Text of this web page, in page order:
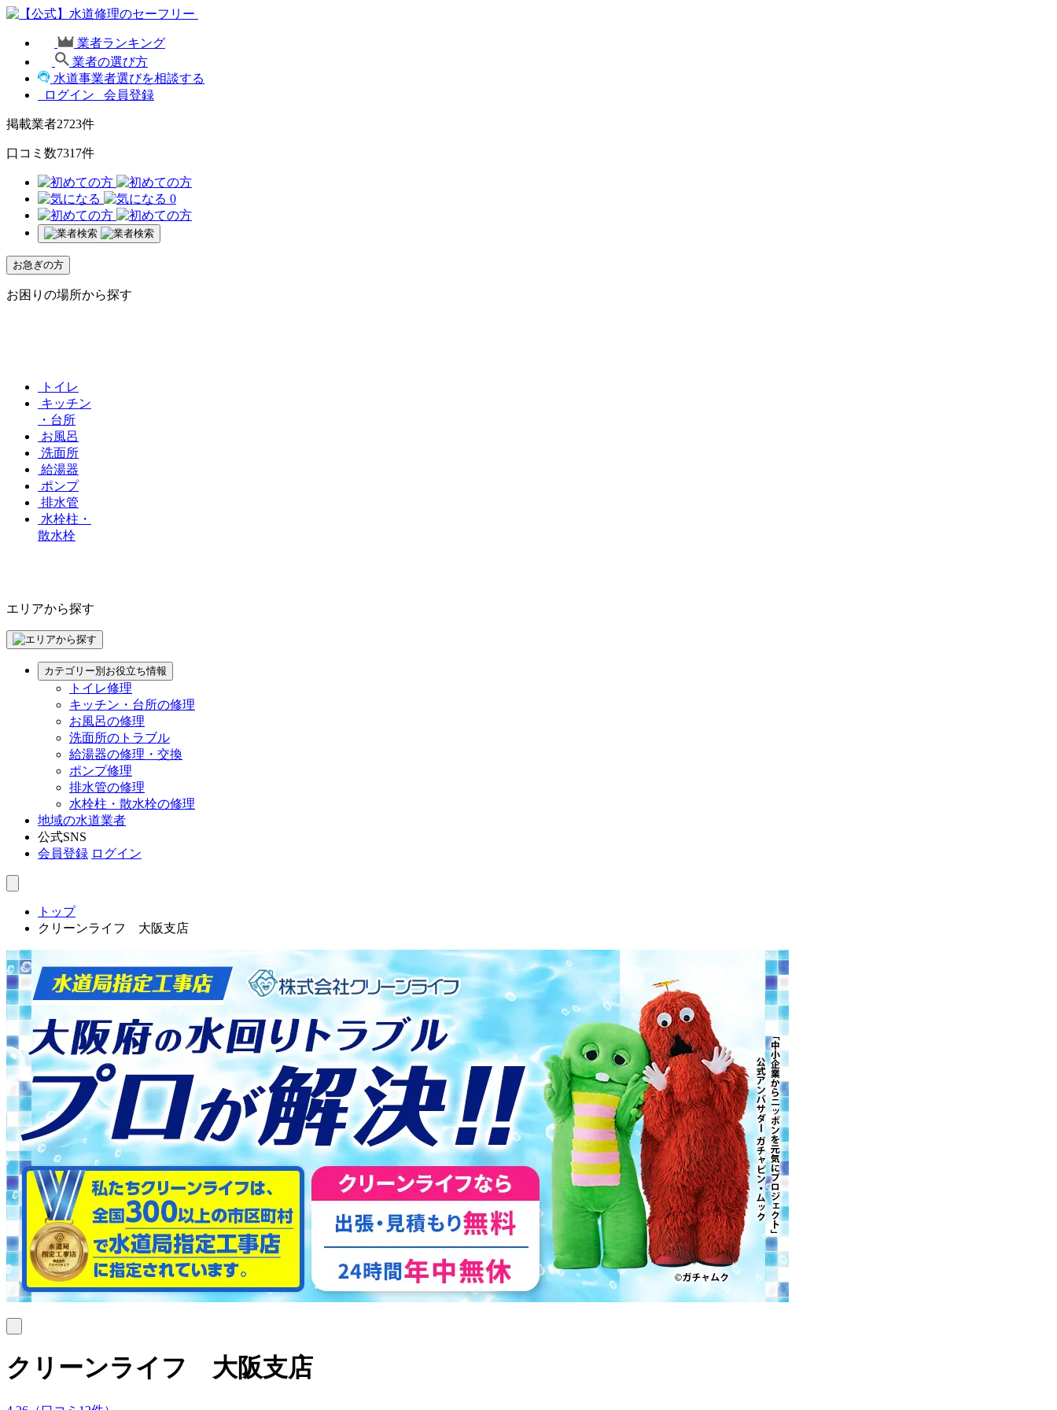
業者ランキング
業者の選び方
水道事業者選びを相談する
ログイン
会員登録
掲載業者2723件
口コミ数7317件
0
お急ぎの方
お困りの場所から探す
トイレ
キッチン
・台所
お風呂
洗面所
給湯器
ポンプ
排水管
水栓柱・
散水栓
エリアから探す
カテゴリー別お役立ち情報
トイレ修理
キッチン・台所の修理
お風呂の修理
洗面所のトラブル
給湯器の修理・交換
ポンプ修理
排水管の修理
水栓柱・散水栓の修理
地域の水道業者
公式SNS
会員登録 ログイン
トップ
クリーンライフ 大阪支店
クリーンライフ 大阪支店